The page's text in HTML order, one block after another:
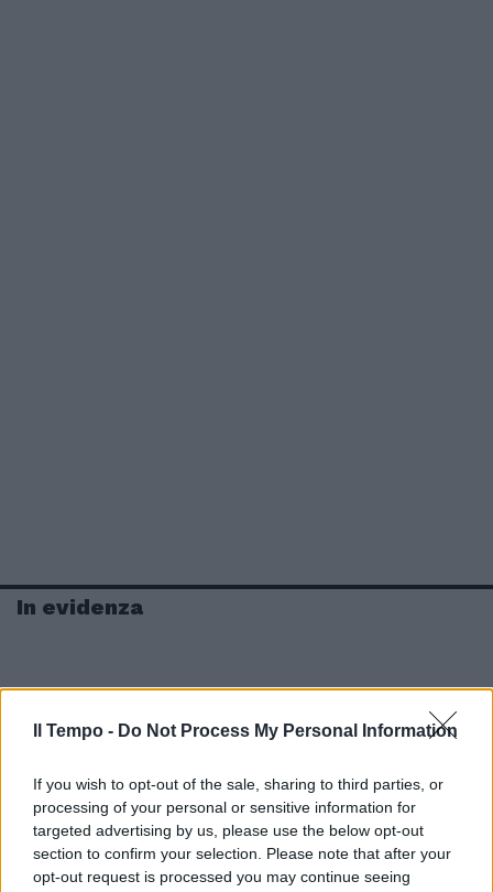
Il Tempo - Do Not Process My Personal Information
If you wish to opt-out of the sale, sharing to third parties, or
processing of your personal or sensitive information for
targeted advertising by us, please use the below opt-out
section to confirm your selection. Please note that after your
opt-out request is processed you may continue seeing
In evidenza